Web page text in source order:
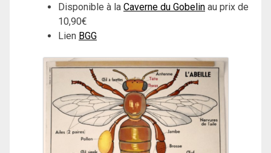
Disponible à la Caverne du Gobelin au prix de
10,90€
Lien BGG